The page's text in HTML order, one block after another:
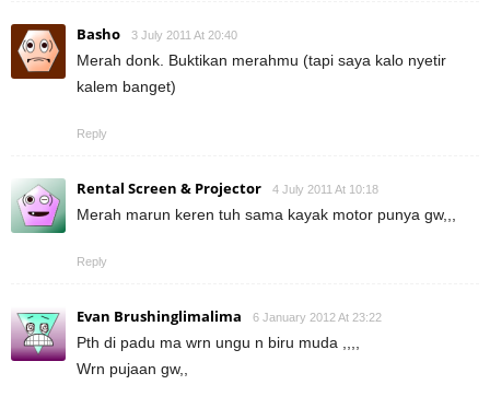
Basho 3 July 2011 At 20:40
Merah donk. Buktikan merahmu (tapi saya kalo nyetir
kalem banget)
Reply
Rental Screen & Projector 4 July 2011 At 10:18
Merah marun keren tuh sama kayak motor punya gw,,,
Reply
Evan Brushinglimalima 6 January 2012 At 23:22
Pth di padu ma wrn ungu n biru muda ,,,,
Wrn pujaan gw,,